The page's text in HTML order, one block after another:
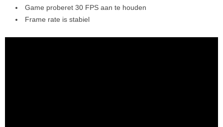
Game proberet 30 FPS aan te houden
Frame rate is stabiel